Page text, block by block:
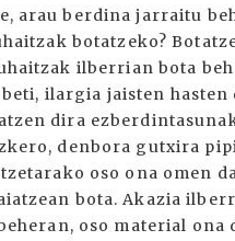
arau berdina jarraitu
botatzeko?
ilberrian bota
ilargia jaisten
dira
denbora gutxira
oso ona omen
bota. Akazia
oso material ona